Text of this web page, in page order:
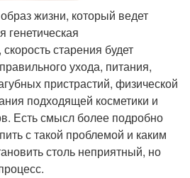
жизни, который ведет
старения будет
ухода, питания,
пристрастий, физической
подходящей косметики и
Есть смысл более подробно
с такой проблемой и каким
столь неприятный, но